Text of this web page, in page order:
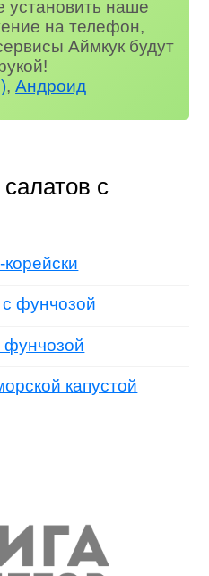
установить наше
на телефон,
Аймкук будут
,Андроид
с
фунчозой
фунчозой
капустой